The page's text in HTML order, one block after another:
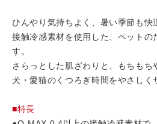
ひんやり気持ちよく、暑い季節も快
接触冷感素材を使用した、ペットの
す。
さらっとした肌ざわりと、もちもち
犬・愛猫のくつろぎ時間をやさしく
■特長